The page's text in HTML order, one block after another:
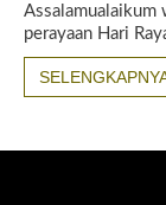
Assalamualaikum
perayaan Hari